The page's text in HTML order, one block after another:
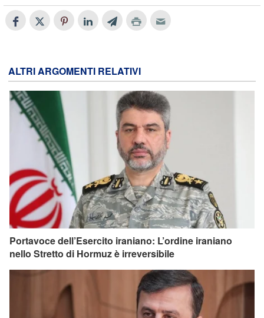
ALTRI ARGOMENTI RELATIVI
Portavoce dell’Esercito iraniano: L’ordine iraniano
nello Stretto di Hormuz è irreversibile